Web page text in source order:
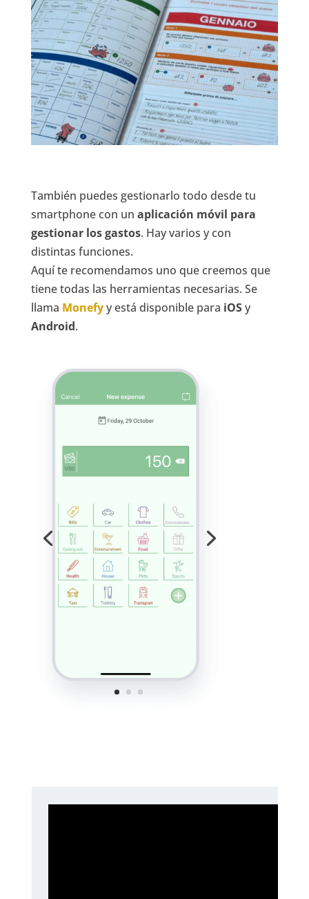
También puedes gestionarlo todo desde tu
smartphone con un aplicación móvil para
gestionar los gastos. Hay varios y con
distintas funciones.
Aquí te recomendamos uno que creemos que
tiene todas las herramientas necesarias. Se
llama Monefyy está disponible para iOSy
Android.